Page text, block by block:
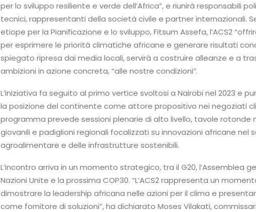
per lo sviluppo resiliente e verde dell’Africa”, e riunirà responsabili
tecnici, rappresentanti della società civile e partner internazionali.
etiope per la Pianificazione e lo sviluppo, Fitsum Assefa, l’ACS2
per esprimere le priorità climatiche africane e generare risultati
spiegato ripresa dai media locali, servirà a costruire alleanze e a
ambizioni in azione concreta, “alle nostre condizioni”.
L’iniziativa fa seguito al primo vertice svoltosi a Nairobi nel 2023 e
la posizione del continente come attore propositivo nei negoziati
programma prevede sessioni plenarie di alto livello, tavole rotonde
giovanili e padiglioni regionali focalizzati su innovazioni africane nel
agroalimentare e delle infrastrutture sostenibili.
L’incontro arriva in un momento strategico, tra il G20, l’Assemblea
Nazioni Unite e la prossima COP30. “L’ACS2 rappresenta un
dimostrare la leadership africana nelle azioni per il clima e
come fornitore di soluzioni”, ha dichiarato Moses Vilakati,